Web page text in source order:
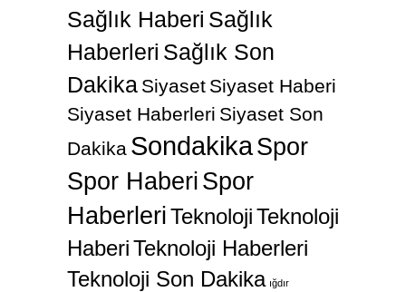
Sağlık Haberi Sağlık
Haberleri Sağlık Son
Dakika Siyaset Siyaset Haberi
Siyaset Haberleri Siyaset Son
Dakika SondakikaSpor
Spor Haberi Spor
HaberleriTeknolojiTeknoloji
HaberiTeknoloji Haberleri
Teknoloji Son Dakika ığdır